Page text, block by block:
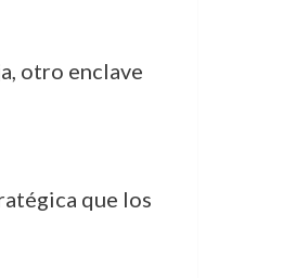
otro enclave
que los